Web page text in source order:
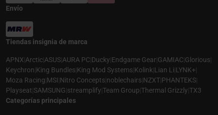
Envío
Tiendas insignia de marca
APNX|Arctic|ASUS|AURA PC|Ducky|Endgame Gear|GAMIAC|Glorious|
Keychron|King Bundles|King Mod Systems|Kolink|Lian Li|LYNK+|
Moza Racing|MSI|Nitro Concepts|noblechairs|NZXT|PHANTEKS|
Playseat|SAMSUNG|streamplify|Team Group|Thermal Grizzly|TX3
Categorías principales